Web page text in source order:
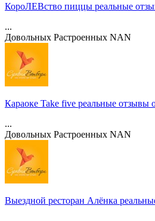
КороЛЕВство пиццы реальные
...
Довольных Растроенных NAN
Караоке Take five реальные отзывы
...
Довольных Растроенных NAN
Выездной ресторан Алёнка